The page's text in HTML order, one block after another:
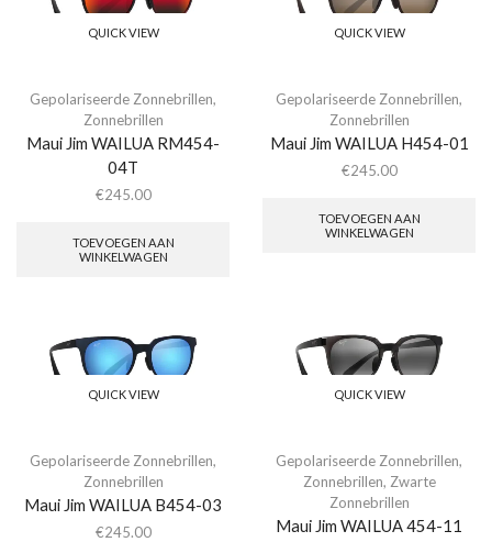
QUICK VIEW
Gepolariseerde Zonnebrillen,
Zonnebrillen
Maui Jim WAILUA RM454-
04T
€245.00
TOEVOEGEN AAN
WINKELWAGEN
QUICK VIEW
Gepolariseerde Zonnebrillen,
Zonnebrillen
Maui Jim WAILUA H454-01
€245.00
TOEVOEGEN AAN
WINKELWAGEN
QUICK VIEW
Gepolariseerde Zonnebrillen,
Zonnebrillen
Maui Jim WAILUA B454-03
€245.00
QUICK VIEW
Gepolariseerde Zonnebrillen,
Zonnebrillen, Zwarte
Zonnebrillen
Maui Jim WAILUA 454-11